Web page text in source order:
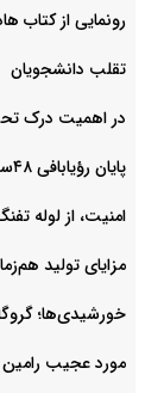
رونمایی از کتاب
‌تقلب دانشجویان
در اهمیت درک
پایان رؤیابافی ۴۸ساله
امنیت، از لوله
مزایای تولید
خورشیدی‌ها؛
مورد عجیب رامین